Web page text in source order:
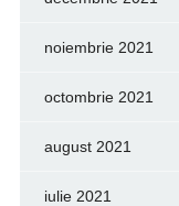
noiembrie 2021
octombrie 2021
august 2021
iulie 2021